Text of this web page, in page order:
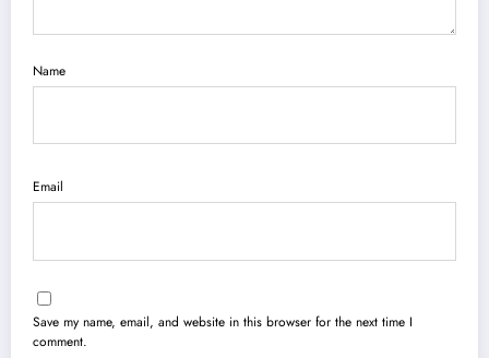
Name
Email
Save my name, email, and website in this browser for the next time I
comment.